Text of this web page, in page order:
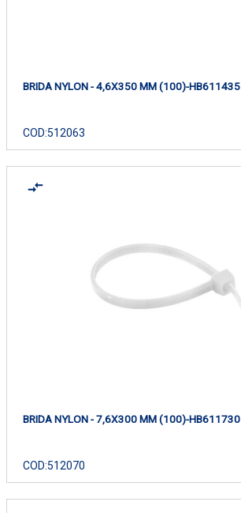
BRIDA NYLON - 4,6X350 MM (100)-HB611435
COD:512063
BRIDA NYLON - 7,6X300 MM (100)-HB611730
COD:512070